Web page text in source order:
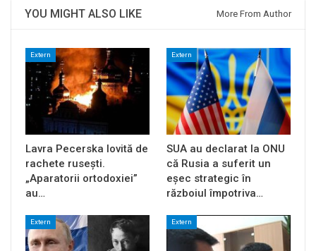
YOU MIGHT ALSO LIKE More From Author
Extern
Lavra Pecerska lovită de
rachete rusești.
„Aparatorii ortodoxiei”
au…
Extern
SUA au declarat la ONU
că Rusia a suferit un
eșec strategic în
războiul împotriva…
Extern Extern